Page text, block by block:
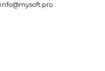
info@mysoft.pro